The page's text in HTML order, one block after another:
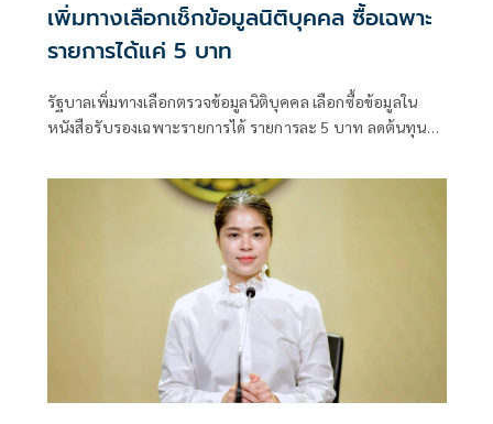
เพิ่มทางเลือกเช็กข้อมูลนิติบุคคล ซื้อเฉพาะ
รายการได้แค่ 5 บาท
รัฐบาลเพิ่มทางเลือกตรวจข้อมูลนิติบุคคล เลือกซื้อข้อมูลใน
หนังสือรับรองเฉพาะรายการได้ รายการละ 5 บาท ลดต้นทุน